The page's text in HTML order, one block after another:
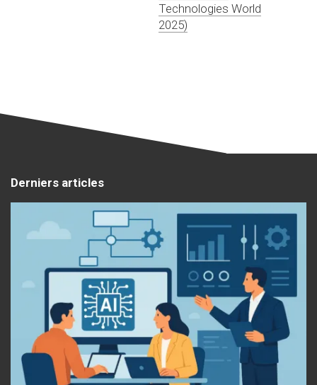
Technologies World
2025)
Derniers articles